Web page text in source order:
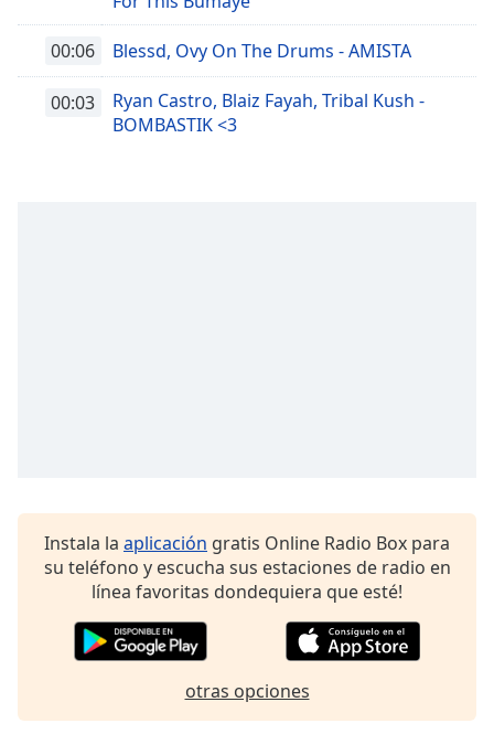
00:06 Blessd, Ovy On The Drums - AMISTA
00:03
Ryan Castro, Blaiz Fayah, Tribal Kush -
BOMBASTIK <3
Instala la aplicación gratis Online Radio Box para
su teléfono y escucha sus estaciones de radio en
línea favoritas dondequiera que esté!
otras opciones